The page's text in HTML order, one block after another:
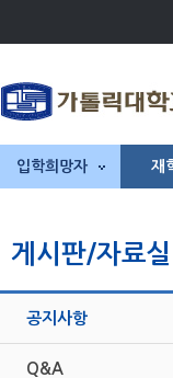
입학희망자 재
게시판/자료실
공지사항
Q&A